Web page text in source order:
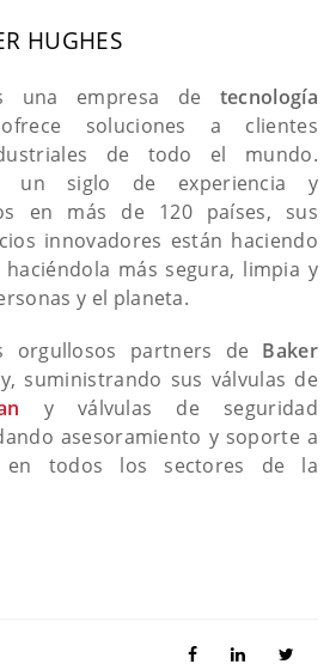
HUGHES
una empresa de tecnología
soluciones a clientes
de todo el mundo.
un siglo de experiencia y
en más de 120 países, sus
innovadores están haciendo
más segura, limpia y
y el planeta.
orgullosos partners de Baker
suministrando sus válvulas de
y válvulas de seguridad
asesoramiento y soporte a
en todos los sectores de la